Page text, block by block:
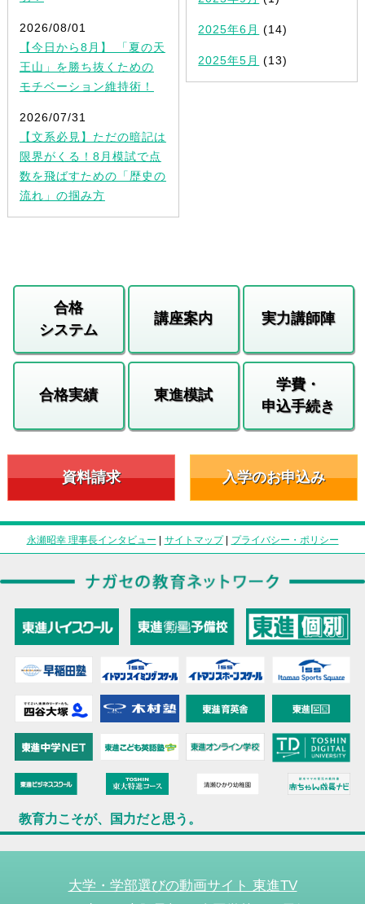
2026/08/01
【今日から8月】 「夏の天
王山」を勝ち抜くための
モチベーション維持術！
2026/07/31
【文系必見】ただの暗記は
限界がくる！8月模試で点
数を飛ばすための「歴史の
流れ」の掴み方
2025年6月 (14)
2025年5月 (13)
合格
システム
講座案内 実力講師陣
合格実績 東進模試
学費・
申込手続き
資料請求 入学のお申込み
永瀬昭幸 理事長インタビュー サイトマップ| プライバシー・ポリシー
教育力こそが、国力だと思う。
大学・学部選びの動画サイト 東進TV